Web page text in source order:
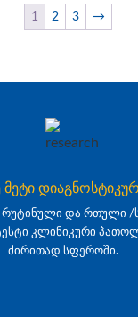
1 2 3 →
მეტი
რუტინული და რთული /
კლინიკური
ძირითად სფეროში.